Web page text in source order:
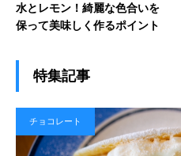
水とレモン！綺麗な色合いを
保って美味しく作るポイント
特集記事
チョコレート